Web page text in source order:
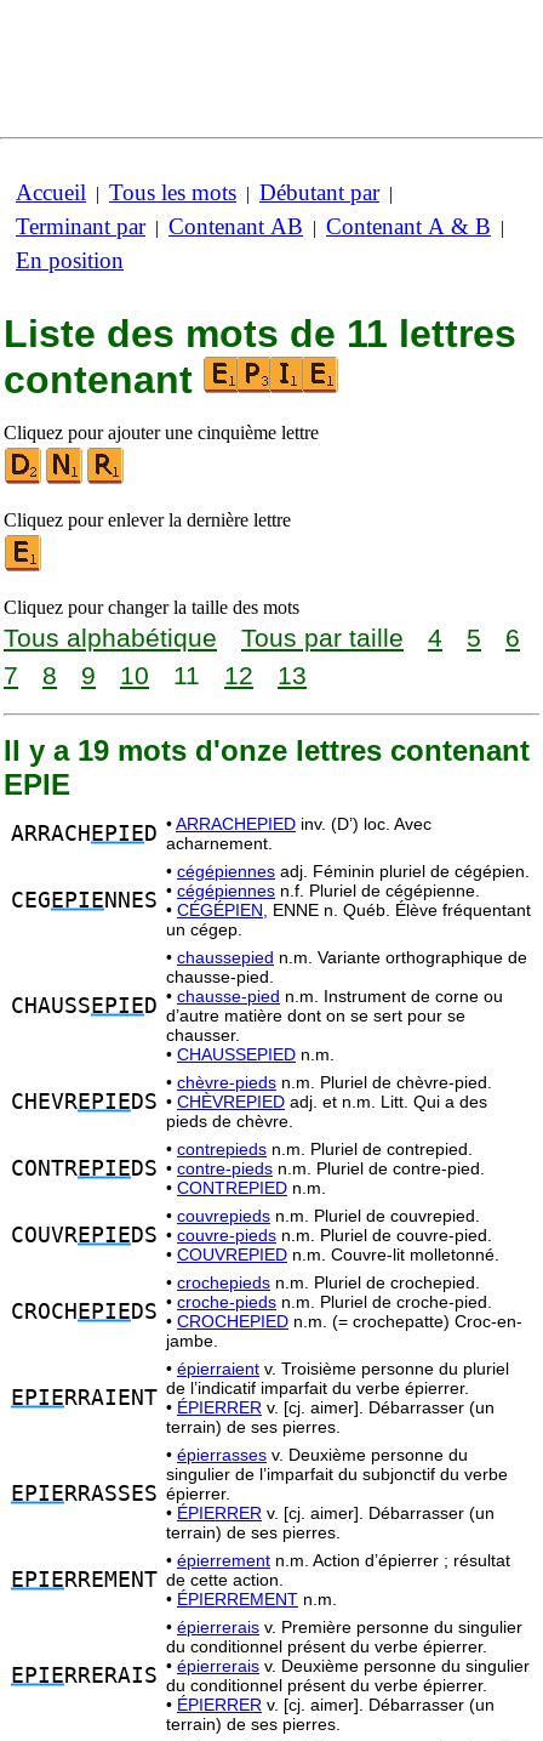
Accueil | Tous les mots | Débutant par|
Terminant par| Contenant AB | Contenant A & B |
En position
Liste des mots de 11 lettres
contenant
Cliquez pour ajouter une cinquième lettre
Cliquez pour enlever la dernière lettre
Cliquez pour changer la taille des mots
Tous alphabétique Tous par taille 4 5
6
7
8 9 10 11 12 13
Il y a 19 mots d'onze lettres contenant
EPIE
ARRACH EPIE D •ARRACHEPIED inv. (D’) loc. Avec
acharnement.
CEG EPIE NNES
• cégépiennes adj. Féminin pluriel de cégépien.
• cégépiennes n.f. Pluriel de cégépienne.
• CÉGÉPIEN,
ENNE n. Québ. Élève fréquentant
un cégep.
CHAUSS EPIE D
• chaussepied n.m. Variante orthographique de
chausse-pied.
• chausse-pied n.m. Instrument de corne ou
d’autre matière dont on se sert pour se
chausser.
• CHAUSSEPIED n.m.
CHEVREPIE DS
• chèvre-pieds n.m. Pluriel de chèvre-pied.
• CHÈVREPIED adj. et n.m. Litt. Qui a des
pieds de chèvre.
CONTREPIE DS
• contrepieds n.m. Pluriel de contrepied.
• contre-pieds n.m. Pluriel de contre-pied.
• CONTREPIED n.m.
COUVREPIE DS
• couvrepieds n.m. Pluriel de couvrepied.
• couvre-pieds n.m. Pluriel de couvre-pied.
• COUVREPIED n.m. Couvre-lit molletonné.
CROCH EPIE DS
• crochepieds n.m. Pluriel de crochepied.
• croche-pieds n.m. Pluriel de croche-pied.
• CROCHEPIED n.m. (= crochepatte) Croc-en-
jambe.
EPIE RRAIENT
• épierraient v. Troisième personne du pluriel
de l’indicatif imparfait du verbe épierrer.
• ÉPIERRER v. [cj. aimer]. Débarrasser (un
terrain) de ses pierres.
EPIE RRASSES
• épierrasses v. Deuxième personne du
singulier de l’imparfait du subjonctif du verbe
épierrer.
• ÉPIERRER v. [cj. aimer]. Débarrasser (un
terrain) de ses pierres.
EPIE RREMENT
• épierrement n.m. Action d’épierrer ; résultat
de cette action.
• ÉPIERREMENT n.m.
EPIE RRERAIS
• épierrerais v. Première personne du singulier
du conditionnel présent du verbe épierrer.
• épierrerais v. Deuxième personne du singulier
du conditionnel présent du verbe épierrer.
• ÉPIERRER v. [cj. aimer]. Débarrasser (un
terrain) de ses pierres.